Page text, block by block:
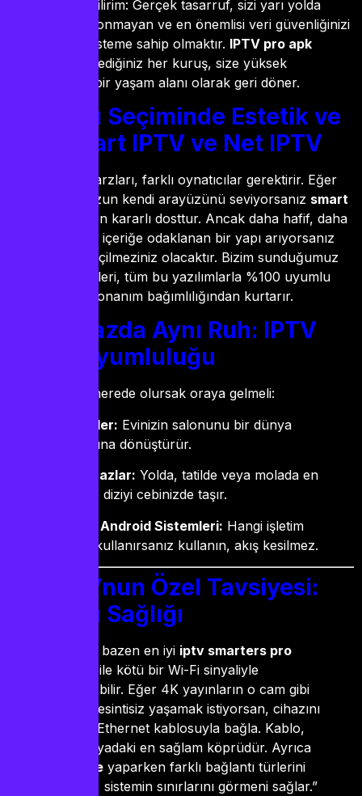
şunu söyleyebilirim: Gerçek tasarruf, sizi yarı yolda
bırakmayan, donmayan ve en önemlisi veri güvenliğinizi
sağlayan bir sisteme sahip olmaktır. IPTV pro apk
dünyasında ödediğiniz her kuruş, size yüksek
çözünürlüklü bir yaşam alanı olarak geri döner.
Oynatıcı Seçiminde Estetik ve
Hız: Smart IPTV ve Net IPTV
Farklı yaşam tarzları, farklı oynatıcılar gerektirir. Eğer
televizyonunuzun kendi arayüzünü seviyorsanız smart
sizin için en kararlı dosttur. Ancak daha hafif, daha
hızlı ve sadece içeriğe odaklanan bir yapı arıyorsanız
vazgeçilmeziniz olacaktır. Bizim sunduğumuz
paketleri, tüm bu yazılımlarla %100 uyumlu
çalışarak sizi donanım bağımlılığından kurtarır.
Her Cihazda Aynı Ruh: IPTV
Cihaz Uyumluluğu
Teknoloji, biz nerede olursak oraya gelmeli:
Akıllı TV’ler: Evinizin salonunu bir dünya
stadyumuna dönüştürür.
Mobil Cihazlar: Yolda, tatilde veya molada en
sevdiğiniz diziyi cebinizde taşır.
Apple ve Android Sistemleri: Hangi işletim
sistemini kullanırsanız kullanın, akış kesilmez.
Guru’nun Özel Tavsiyesi:
Bağlantı Sağlığı
“Dostum, bazen en iyi iptv smarters pro
ayarları bile kötü bir Wi-Fi sinyaliyle
gölgelenebilir. Eğer 4K yayınların o cam gibi
netliğini kesintisiz yaşamak istiyorsan, cihazını
modeme Ethernet kablosuyla bağla. Kablo,
dijital dünyadaki en sağlam köprüdür. Ayrıca
iptv teste yaparken farklı bağlantı türlerini
denemek, sistemin sınırlarını görmeni sağlar.”